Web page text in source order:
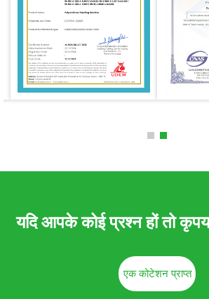
यदि आपके कोई प्रश्न हों तो
एक कोटेशन प्राप्त